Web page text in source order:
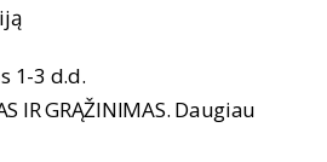
1-3 d.d.
IR GRĄŽINIMAS. Daugiau